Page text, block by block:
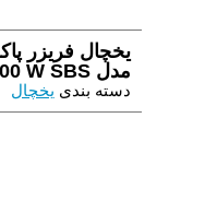
quantity
مدل RSP 800 W SBS
دسته بندی یخچال